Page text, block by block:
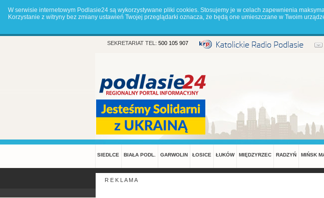
W serwisie internetowym Podlasie24 są wykorzystywane pliki cookies. Stosujemy je w celach zapewnienia
Korzystanie z witryny bez zmiany ustawień Twojej przeglądarki oznacza, że będą one umieszczane w Twoim
SEKRETARIAT TEL: 500 105 907
SIEDLCE BIAŁA PODL. GARWOLIN ŁOSICE ŁUKÓW MIĘDZYRZEC RADZYŃ MIŃSK
R E K L A M A